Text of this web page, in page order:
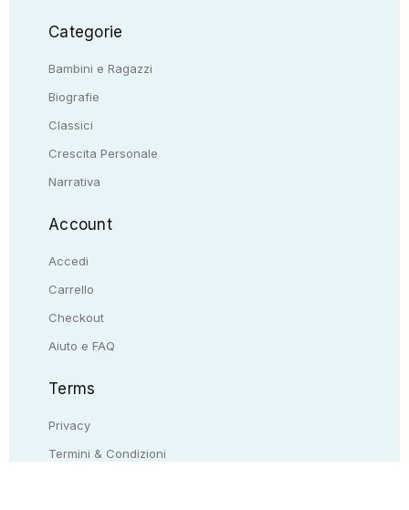
Categorie
Bambini e Ragazzi
Biografie
Classici
Crescita Personale
Narrativa
Account
Accedi
Carrello
Checkout
Aiuto e FAQ
Terms
Privacy
Termini & Condizioni